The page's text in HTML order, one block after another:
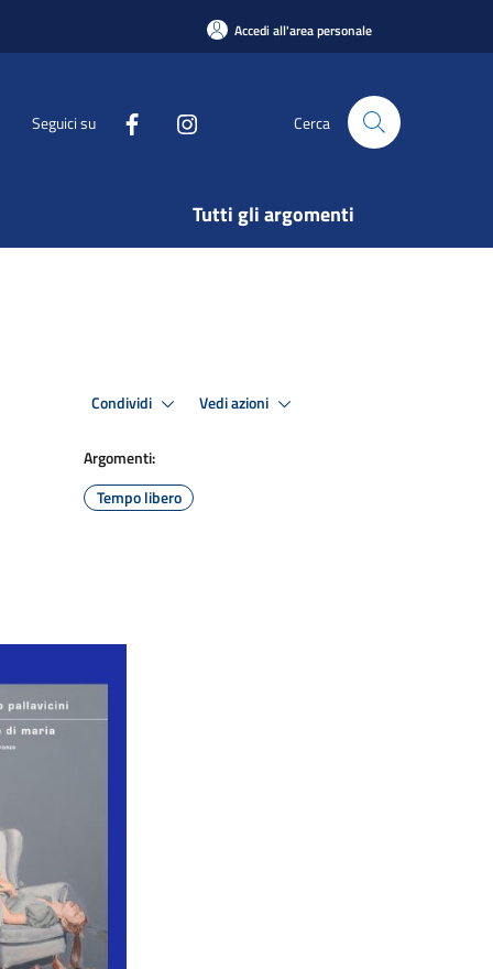
Accedi all'area personale
Seguici su Cerca
Tutti gli argomenti
Condividi Vedi azioni
Argomenti:
Tempo libero